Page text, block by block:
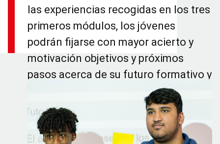
las experiencias recogidas en los tres
primeros módulos, los jóvenes
podrán fijarse con mayor acierto y
motivación objetivos y próximos
pasos acerca de su futuro formativo y
laboral.